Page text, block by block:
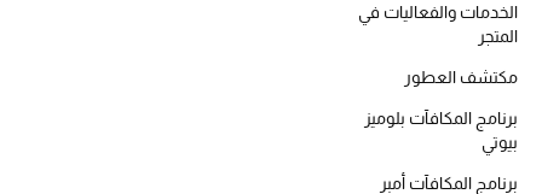
الموسم الجديد
الخدمات والفعاليات في
المتجر
مكتشف العطور
برنامج المكافآت بلوميز
بيوتي
برنامج المكافآت أمبر